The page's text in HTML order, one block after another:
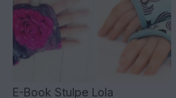
E-Book Stulpe Lola